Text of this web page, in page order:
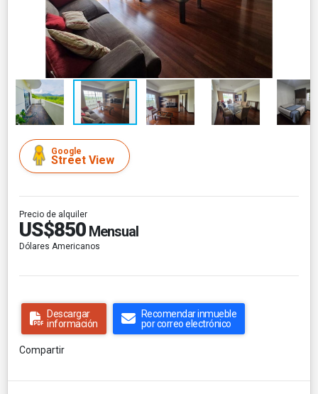
Google
Street View
Precio de alquiler
US$850 Mensual
Dólares Americanos
Descargar
información
Recomendar inmueble
por correo electrónico
Compartir